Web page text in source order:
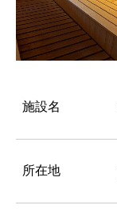
施設名
所在地